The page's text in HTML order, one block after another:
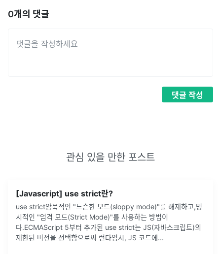
0개의 댓글
댓글 작성
관심 있을 만한 포스트
[Javascript] use strict란?
use strict암묵적인 "느슨한 모드(sloppy mode)"를 해제하고,명
시적인 "엄격 모드(Strict Mode)"를 사용하는 방법이
다.ECMAScript 5부터 추가된 use strict는 JS(자바스크립트)의
제한된 버전을 선택함으로써 런타임시, JS 코드에...